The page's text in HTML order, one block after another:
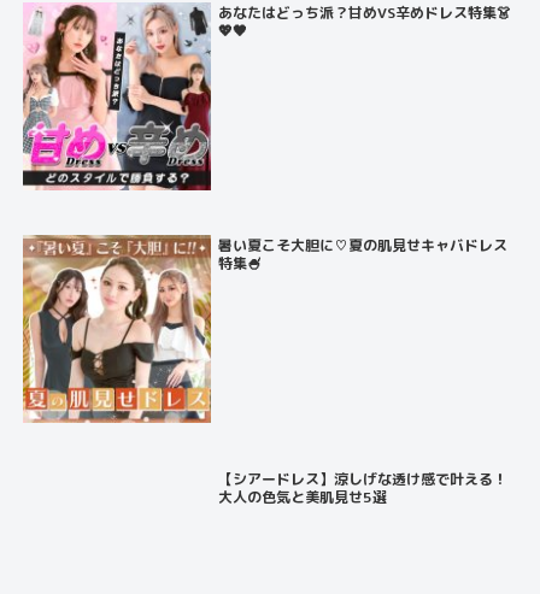
あなたはどっち派？甘めVS辛めドレス特集👗
💖🖤
暑い夏こそ大胆に♡夏の肌見せキャバドレス
特集🍧
【シアードレス】涼しげな透け感で叶える！
大人の色気と美肌見せ5選